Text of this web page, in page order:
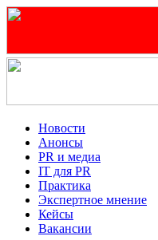
Новости
Анонсы
PR и медиа
IT для PR
Практика
Экспертное мнение
Кейсы
Вакансии